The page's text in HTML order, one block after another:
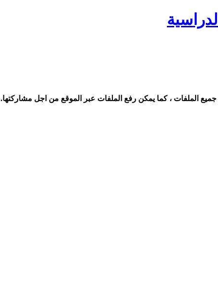
الملفات ، كما يمكن رفع الملفات عبر الموقع من اجل مشاركتها.